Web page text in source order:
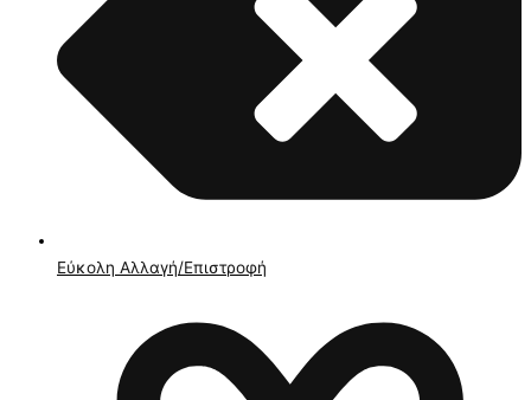
Εύκολη Αλλαγή/Επιστροφή